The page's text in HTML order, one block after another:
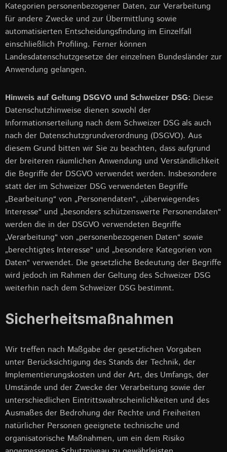
Kategorien personenbezogener Daten, zur Verarbeitung
für andere Zwecke und zur Übermittlung sowie
automatisierten Entscheidungsfindung im Einzelfall
einschließlich Profiling. Ferner können
Landesdatenschutzgesetze der einzelnen Bundesländer zur
Anwendung gelangen.
Hinweis auf Geltung DSGVO und Schweizer DSG: Diese
Datenschutzhinweise dienen sowohl der
Informationserteilung nach dem Schweizer DSG als auch
nach der Datenschutzgrundverordnung (DSGVO). Aus
diesem Grund bitten wir Sie zu beachten, dass aufgrund
der breiteren räumlichen Anwendung und Verständlichkeit
die Begriffe der DSGVO verwendet werden. Insbesondere
statt der im Schweizer DSG verwendeten Begriffe
„Bearbeitung“ von „Personendaten“, „überwiegendes
Interesse“ und „besonders schützenswerte Personendaten“
werden die in der DSGVO verwendeten Begriffe
„Verarbeitung“ von „personenbezogenen Daten“ sowie
„berechtigtes Interesse“ und „besondere Kategorien von
Daten“ verwendet. Die gesetzliche Bedeutung der Begriffe
wird jedoch im Rahmen der Geltung des Schweizer DSG
weiterhin nach dem Schweizer DSG bestimmt.
Sicherheitsmaßnahmen
Wir treffen nach Maßgabe der gesetzlichen Vorgaben
unter Berücksichtigung des Stands der Technik, der
Implementierungskosten und der Art, des Umfangs, der
Umstände und der Zwecke der Verarbeitung sowie der
unterschiedlichen Eintrittswahrscheinlichkeiten und des
Ausmaßes der Bedrohung der Rechte und Freiheiten
natürlicher Personen geeignete technische und
organisatorische Maßnahmen, um ein dem Risiko